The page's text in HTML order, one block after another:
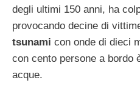
degli ultimi 150 anni, ha
provocando decine di
tsunami con onde di dieci
con cento persone a bordo
acque.